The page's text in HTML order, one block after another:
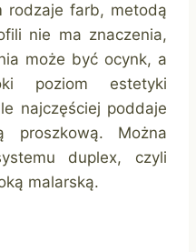
rodzaje farb, metodą
nie ma znaczenia,
może być ocynk, a
poziom estetyki
najczęściej poddaje
proszkową. Można
duplex, czyli
malarską.